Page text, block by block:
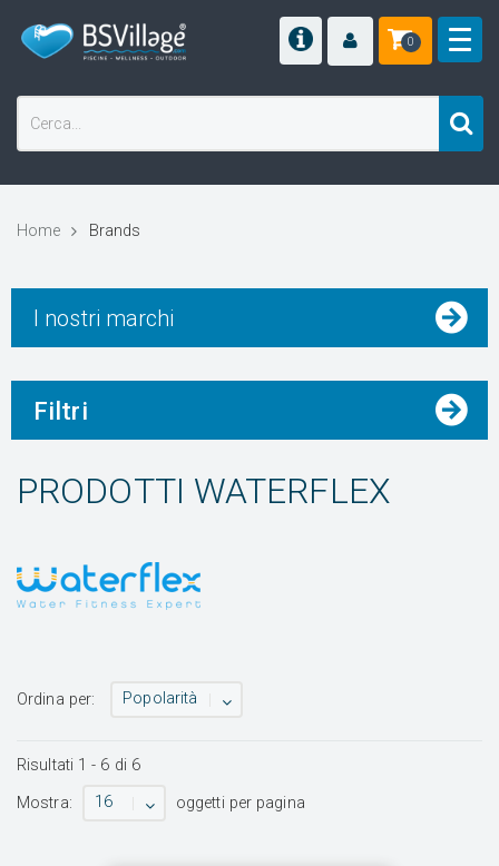
0
Home Brands
I nostri marchi
Filtri
PRODOTTI WATERFLEX
Ordina per: Popolarità
Risultati 1 - 6 di 6
Mostra:
16 oggetti per pagina